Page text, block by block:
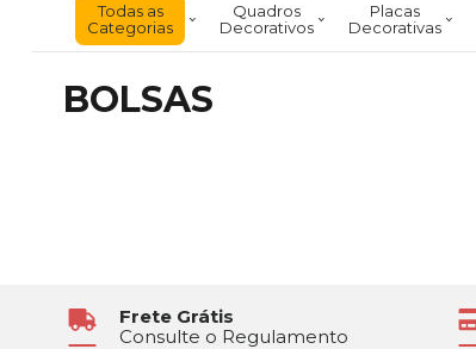
Todas as
Categorias
Quadros
Decorativos
Placas
Decorativas
BOLSAS
Frete Grátis
Consulte o Regulamento